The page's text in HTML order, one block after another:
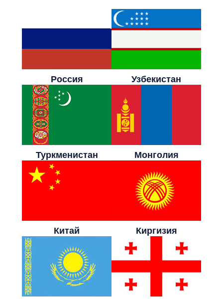
Россия Узбекистан
Туркменистан Монголия
Китай Киргизия